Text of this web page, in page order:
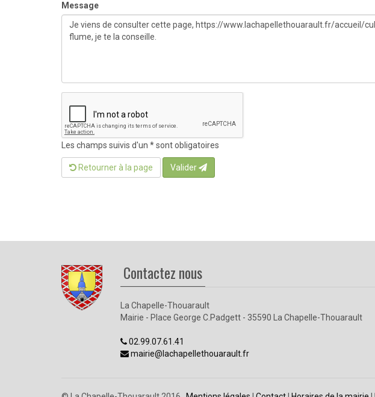
Message
Les champs suivis d'un * sont obligatoires
Retourner à la page Valider
Contactez nous
La Chapelle-Thouarault
Mairie - Place George C.Padgett - 35590 La Chapelle-Thouarault
02.99.07.61.41
mairie@lachapellethouarault.fr